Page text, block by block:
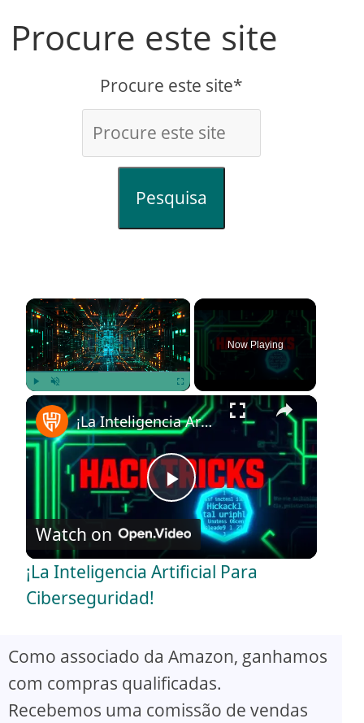
Procure este site
Procure este site*
Pesquisa
×
Play Unmute Fullscreen
Now Playing
×
P
l
y
V
¡La Inteligencia Artificial Para Ciberseguridad!
Watch on
¡La Inteligencia Artificial Para
Ciberseguridad!
Como associado da Amazon, ganhamos
com compras qualificadas.
Recebemos uma comissão de vendas